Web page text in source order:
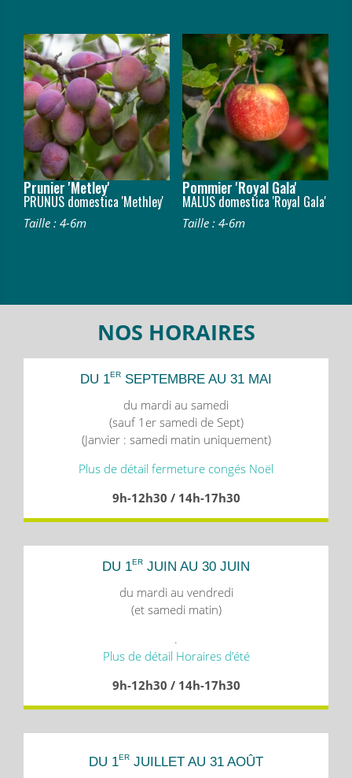
Prunier 'Metley'
PRUNUS domestica 'Methley'
Taille : 4-6m
Pommier 'Royal Gala'
MALUS domestica 'Royal Gala'
Taille : 4-6m
NOS HORAIRES
DU 1ER SEPTEMBRE AU 31 MAI
du mardi au samedi
(sauf 1er samedi de Sept)
(Janvier : samedi matin uniquement)
Plus de détail fermeture congés Noël
9h-12h30 / 14h-17h30
DU 1ER JUIN AU 30 JUIN
du mardi au vendredi
(et samedi matin)
.
Plus de détail Horaires d’été
9h-12h30 / 14h-17h30
DU 1ER JUILLET AU 31 AOÛT